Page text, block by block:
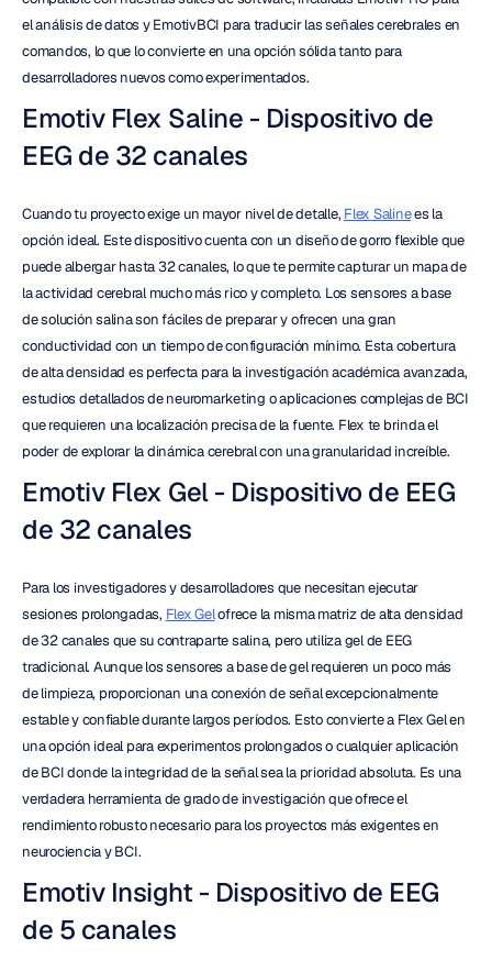
el análisis de datos y EmotivBCI para traducir las señales cerebrales en
comandos, lo que lo convierte en una opción sólida tanto para
desarrolladores nuevos como experimentados.
Emotiv Flex Saline - Dispositivo de
EEG de 32 canales
Cuando tu proyecto exige un mayor nivel de detalle, Flex Saline es la
opción ideal. Este dispositivo cuenta con un diseño de gorro flexible que
puede albergar hasta 32 canales, lo que te permite capturar un mapa de
la actividad cerebral mucho más rico y completo. Los sensores a base
de solución salina son fáciles de preparar y ofrecen una gran
conductividad con un tiempo de configuración mínimo. Esta cobertura
de alta densidad es perfecta para la investigación académica avanzada,
estudios detallados de neuromarketing o aplicaciones complejas de BCI
que requieren una localización precisa de la fuente. Flex te brinda el
poder de explorar la dinámica cerebral con una granularidad increíble.
Emotiv Flex Gel - Dispositivo de EEG
de 32 canales
Para los investigadores y desarrolladores que necesitan ejecutar
sesiones prolongadas, Flex Gel ofrece la misma matriz de alta densidad
de 32 canales que su contraparte salina, pero utiliza gel de EEG
tradicional. Aunque los sensores a base de gel requieren un poco más
de limpieza, proporcionan una conexión de señal excepcionalmente
estable y confiable durante largos períodos. Esto convierte a Flex Gel en
una opción ideal para experimentos prolongados o cualquier aplicación
de BCI donde la integridad de la señal sea la prioridad absoluta. Es una
verdadera herramienta de grado de investigación que ofrece el
rendimiento robusto necesario para los proyectos más exigentes en
neurociencia y BCI.
Emotiv Insight - Dispositivo de EEG
de 5 canales